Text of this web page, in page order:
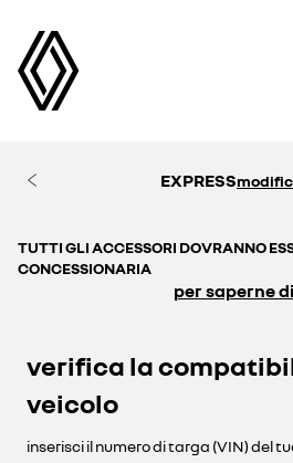
EXPRESS
TUTTI GLI ACCESSORI DOVRANNO
CONCESSIONARIA
per saperne
verifica la
veicolo
inserisci il numero di targa (VIN) del